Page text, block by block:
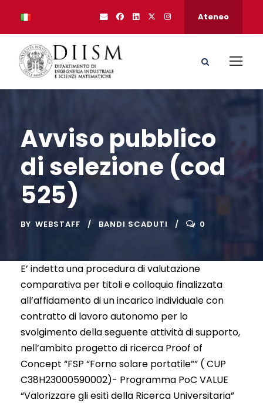
Ateneo
Avviso pubblico
di selezione (cod
525)
BY WEBSTAFF BANDI SCADUTI 0
E’ indetta una procedura di valutazione
comparativa per titoli e colloquio finalizzata
all’affidamento di un incarico individuale con
contratto di lavoro autonomo per lo
svolgimento della seguente attività di supporto,
nell’ambito progetto di ricerca Proof of
Concept “FSP “Forno solare portatile”” ( CUP
C38H23000590002)- Programma PoC VALUE
“Valorizzare gli esiti della Ricerca Universitaria”